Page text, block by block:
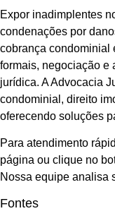
Expor inadimplentes
condenações por
cobrança condominial
formais, negociação e
jurídica. A Advocacia
condominial, direito
oferecendo soluções
Para atendimento
página ou clique no
Nossa equipe analisa
Fontes